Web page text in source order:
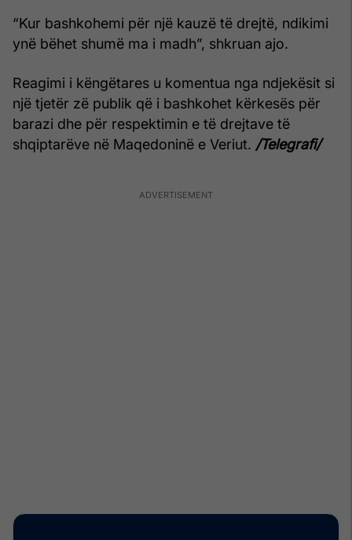
“Kur bashkohemi për një kauzë të drejtë, ndikimi
ynë bëhet shumë ma i madh”, shkruan ajo.
Reagimi i këngëtares u komentua nga ndjekësit si
një tjetër zë publik që i bashkohet kërkesës për
barazi dhe për respektimin e të drejtave të
shqiptarëve në Maqedoninë e Veriut. /Telegrafi/